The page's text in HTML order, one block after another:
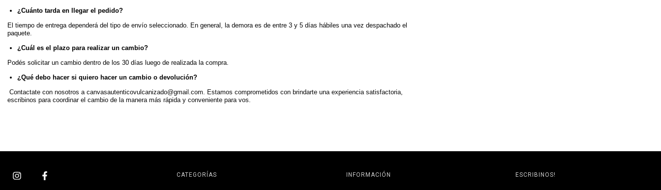
¿Cuánto tarda en llegar el pedido?
El tiempo de entrega dependerá del tipo de envío seleccionado. En general, la demora es de entre 3 y 5 días hábiles una vez despachado el
paquete.
¿Cuál es el plazo para realizar un cambio?
Podés solicitar un cambio dentro de los 30 días luego de realizada la compra.
¿Qué debo hacer si quiero hacer un cambio o devolución?
Contactate con nosotros a canvasautenticovulcanizado@gmail.com
Estamos comprometidos con brindarte una experiencia satisfactoria,
escribinos para coordinar el cambio de la manera más rápida y conveniente para vos.
CATEGORÍAS INFORMACIÓN ESCRIBINOS!